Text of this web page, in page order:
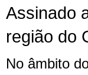
Assinado
região do
No âmbito